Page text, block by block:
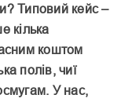
Типовий кейс –
кілька
коштом
полів, чиї
У нас,